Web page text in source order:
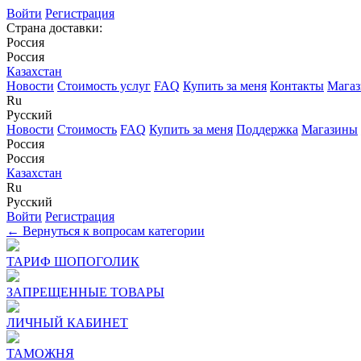
Войти Регистрация
Страна доставки:
Россия
Россия
Казахстан
Новости Стоимость услуг FAQ Купить за меня Контакты
Ru
Русский
Новости Стоимость FAQ Купить за меня Поддержка Магазины
Россия
Россия
Казахстан
Ru
Русский
Войти Регистрация
← Вернуться к вопросам категории
ТАРИФ ШОПОГОЛИК
ЗАПРЕЩЕННЫЕ ТОВАРЫ
ЛИЧНЫЙ КАБИНЕТ
ТАМОЖНЯ